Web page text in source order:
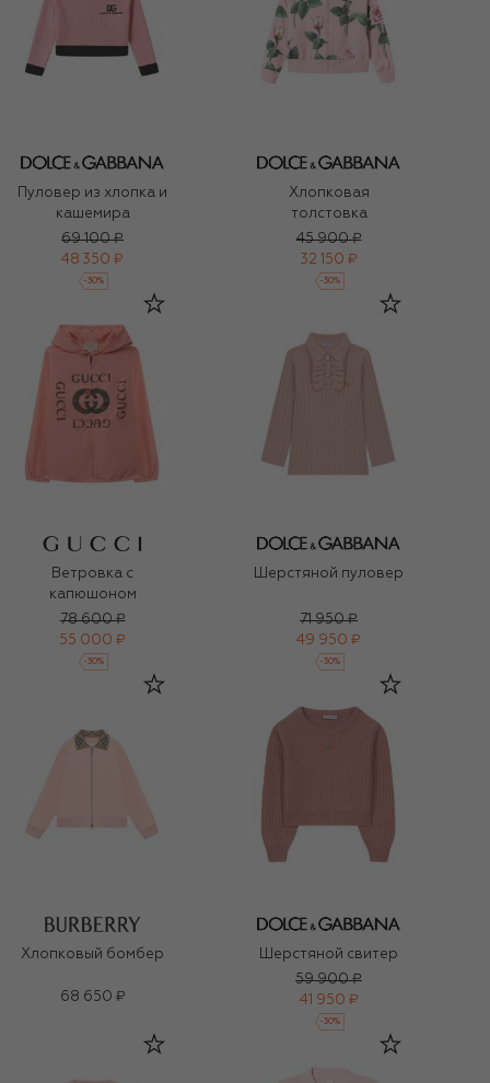
Пуловер из хлопка и
кашемира
69 100 ₽
48 350 ₽
-30%
Хлопковая
толстовка
45 900 ₽
32 150 ₽
-30%
Ветровка с
капюшоном
78 600 ₽
55 000 ₽
-30%
Шерстяной пуловер
71 950 ₽
49 950 ₽
-30%
Хлопковый бомбер
68 650 ₽
Шерстяной свитер
59 900 ₽
41 950 ₽
-30%